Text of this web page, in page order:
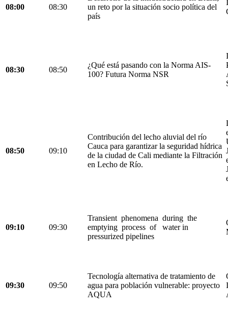
08:00 08:30
un reto por la situación socio política del
país
08:30 08:50
¿Qué está pasando con la Norma AIS-
100? Futura Norma NSR
08:50 09:10
Contribución del lecho aluvial del río
Cauca para garantizar la seguridad hídrica
de la ciudad de Cali mediante la Filtración
en Lecho de Río.
09:10 09:30
Transient phenomena during the
emptying process of water in
pressurized pipelines
09:30 09:50
Tecnología alternativa de tratamiento de
agua para población vulnerable: proyecto
AQUA